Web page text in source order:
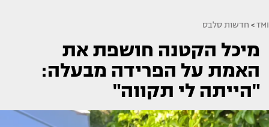
TMI
> חדשות סלבס
מיכל הקטנה חושפת את
האמת על הפרידה מבעלה:
"הייתה לי תקווה"